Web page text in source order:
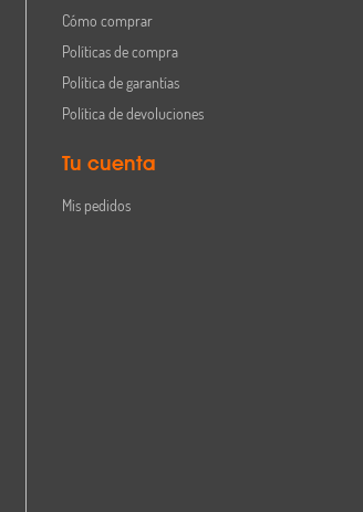
Cómo comprar
Políticas de compra
Política de garantías
Política de devoluciones
Tu cuenta
Mis pedidos